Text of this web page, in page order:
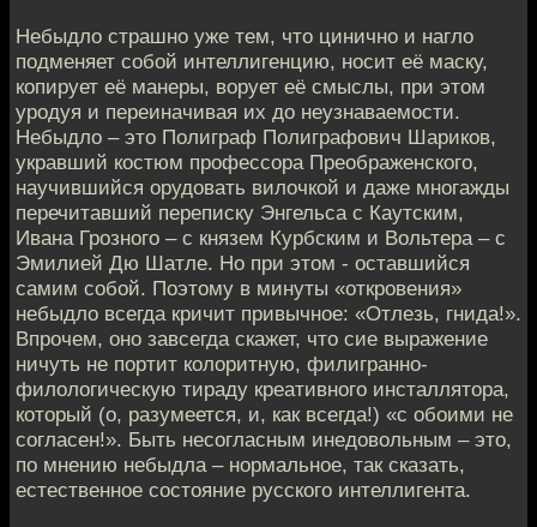
Небыдло страшно уже тем, что цинично и нагло
подменяет собой интеллигенцию, носит её маску,
копирует её манеры, ворует её смыслы, при этом
уродуя и переиначивая их до неузнаваемости.
Небыдло – это Полиграф Полиграфович Шариков,
укравший костюм профессора Преображенского,
научившийся орудовать вилочкой и даже многажды
перечитавший переписку Энгельса с Каутским,
Ивана Грозного – с князем Курбским и Вольтера – с
Эмилией Дю Шатле. Но при этом - оставшийся
самим собой. Поэтому в минуты «откровения»
небыдло всегда кричит привычное: «Отлезь, гнида!».
Впрочем, оно завсегда скажет, что сие выражение
ничуть не портит колоритную, филигранно-
филологическую тираду креативного инсталлятора,
который (о, разумеется, и, как всегда!) «с обоими не
согласен!». Быть несогласным инедовольным – это,
по мнению небыдла – нормальное, так сказать,
естественное состояние русского интеллигента.